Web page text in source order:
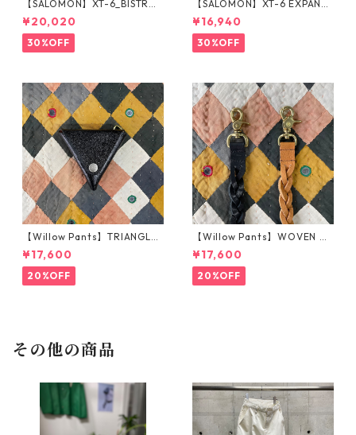
【SALOMON】XT-6_BISTRO
GREEN
¥20,020
30%OFF
【SALOMON】XT-6 EXPANSE
_BLACK×WHITE
¥16,940
30%OFF
【Willow Pants】TRIANGLE
COIN CASE_BLACK
¥17,600
20%OFF
【Willow Pants】WOVEN KE
YHOLDER_BROWN
¥17,600
20%OFF
その他の商品